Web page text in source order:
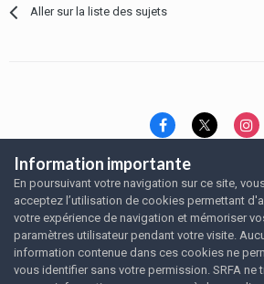
Aller sur la liste des sujets
Langue Thème
Politique de
Nous contacter
Nous
SRFA, l'association des amoureux du
Powered by Invision
Information importante
En poursuivant votre navigation sur ce site,
acceptez l’utilisation de cookies permettant
votre expérience de navigation et mémoriser
paramètres utilisateur pendant votre visite.
information contenue dans ces cookies ne
vous identifier sans votre permission. SRFA ne